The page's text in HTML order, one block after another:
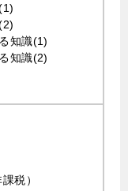
知識(1)
知識(2)
税）